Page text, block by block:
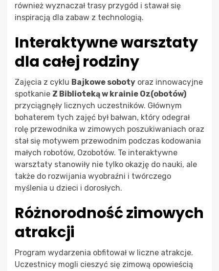
również wyznaczał trasy przygód i stawał się
inspiracją dla zabaw z technologią.
Interaktywne warsztaty
dla całej rodziny
Zajęcia z cyklu Bajkowe soboty oraz innowacyjne
spotkanie Z Biblioteką w krainie Oz(obotów)
przyciągnęły licznych uczestników. Głównym
bohaterem tych zajęć był bałwan, który odegrał
rolę przewodnika w zimowych poszukiwaniach oraz
stał się motywem przewodnim podczas kodowania
małych robotów, Ozobotów. Te interaktywne
warsztaty stanowiły nie tylko okazję do nauki, ale
także do rozwijania wyobraźni i twórczego
myślenia u dzieci i dorosłych.
Różnorodność zimowych
atrakcji
Program wydarzenia obfitował w liczne atrakcje.
Uczestnicy mogli cieszyć się zimową opowieścią